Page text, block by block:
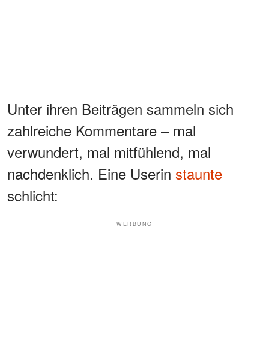
Unter ihren Beiträgen sammeln sich
zahlreiche Kommentare – mal
verwundert, mal mitfühlend, mal
nachdenklich. Eine Userin staunte
schlicht:
WERBUNG